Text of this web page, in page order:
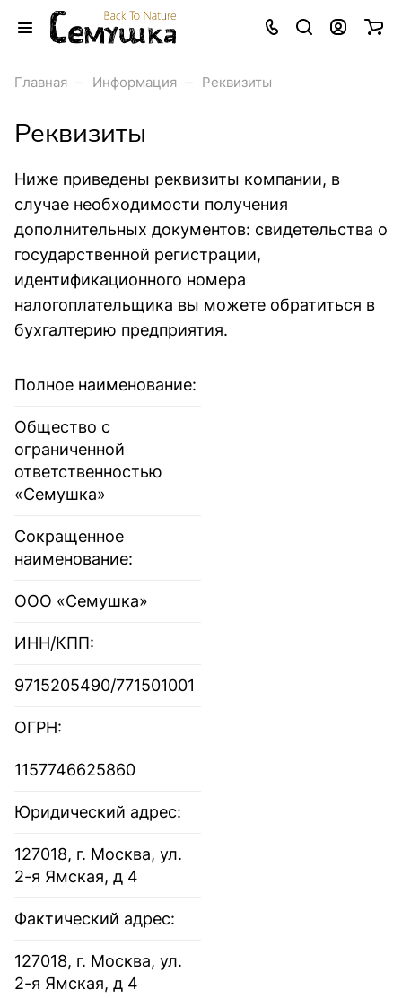
Главная – Информация – Реквизиты
Реквизиты
Ниже приведены реквизиты компании, в
случае необходимости получения
дополнительных документов: свидетельства о
государственной регистрации,
идентификационного номера
налогоплательщика вы можете обратиться в
бухгалтерию предприятия.
Полное наименование:
Общество с
ограниченной
ответственностью
«Семушка»
Сокращенное
наименование:
ООО «Семушка»
ИНН/КПП:
9715205490/771501001
ОГРН:
1157746625860
Юридический адрес:
127018, г. Москва, ул.
2-я Ямская, д 4
Фактический адрес:
127018, г. Москва, ул.
2-я Ямская, д 4